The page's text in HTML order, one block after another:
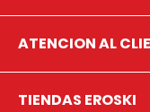
ATENCION AL
TIENDAS EROSKI